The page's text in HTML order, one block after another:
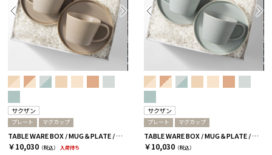
サクザン
プレート マグカップ
TABLE WARE BOX / MUG＆PLATE / グレージュ［サクザン×HYACCA］
￥10,030 （税込） 入荷待ち
サクザン
プレート マグカップ
TABLE WARE BOX / MUG＆PLATE / スカイブルー［サクザン×HYACCA］
￥10,030 （税込）